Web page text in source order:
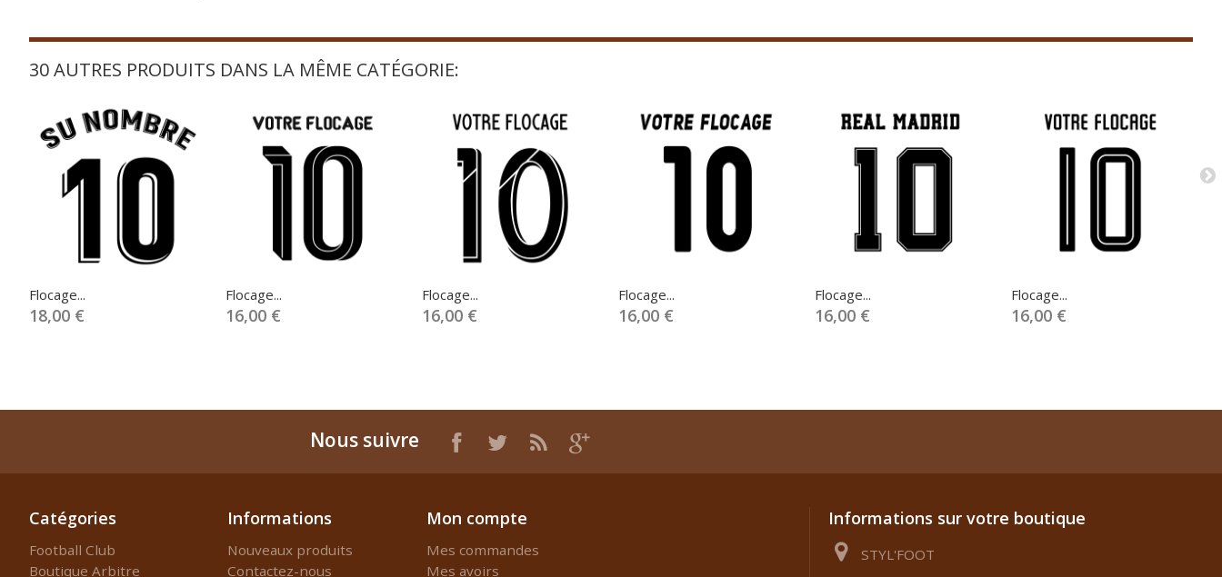
30 AUTRES PRODUITS DANS LA MÊME CATÉGORIE:
Flocage...
18,00 €
Flocage...
16,00 €
Flocage...
16,00 €
Flocage...
16,00 €
Flocage...
16,00 €
Flocage...
16,00 €
Nous suivre
Catégories
Football Club
Boutique Arbitre
Informations
Nouveaux produits
Contactez-nous
Mon compte
Mes commandes
Mes avoirs
Informations sur votre boutique
STYL'FOOT